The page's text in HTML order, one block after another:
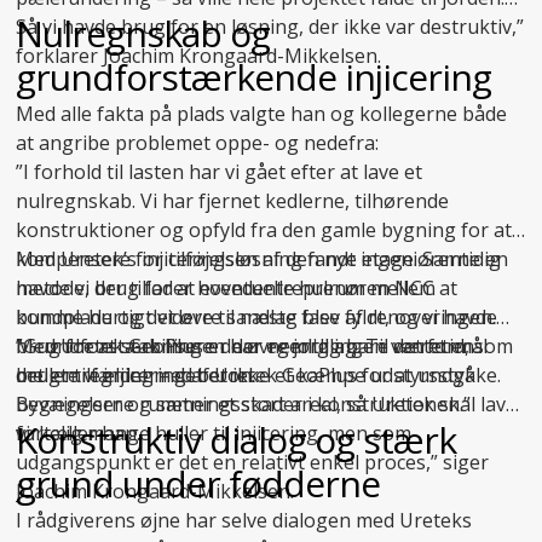
Så vi havde brug for en løsning, der ikke var destruktiv,”
forklarer Joachim Krongaard-Mikkelsen.
Nulregnskab og
grundforstærkende injicering
Med alle fakta på plads valgte han og kollegerne både
at angribe problemet oppe- og nedefra:
”I forhold til lasten har vi gået efter at lave et
nulregnskab. Vi har fjernet kedlerne, tilhørende
konstruktioner og opfyld fra den gamle bygning for at
kompensere for tilføjelsen af den nye etage. Samtidig
havde vi brug for at eventuelle hulrum mellem
bundplade og det øvre sandlag blev fyldt, og vi havde
brug for at stabilisere de øvre jordlag. Til det formål
brugte vi injicering af Uretek GeoPlus for at undgå
bevægelser og sætningsskader i konstruktionen.”
fortæller han.
Med Uretek’s injiceringsløsning fandt ingeniørerne en
metode, der tillader hovedentreprenøren NCC at
komme hurtigt videre til næste fase af renoveringen.
MedUretek GeoPluser der nemlig ingen ventetid, som
det er tilfældet med beton.
”Grundforstærkningen har egentlig bare været en
mellemregning – det er ikke et kæmpe udstyrsstykke.
Bygningerne rummer et stort areal, så Uretek skal lave
virkelig mange huller til injicering, men som
udgangspunkt er det en relativt enkel proces,” siger
Joachim Krongaard-Mikkelsen.
Konstruktiv dialog og stærk
grund under fødderne
I rådgiverens øjne har selve dialogen med Ureteks